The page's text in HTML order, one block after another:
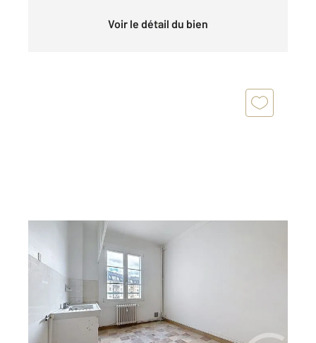
Voir le détail du bien
COMPIEGNE 60
, 3 pièces
Ref : 18090
Appartement F3 à vendre
195 000 €